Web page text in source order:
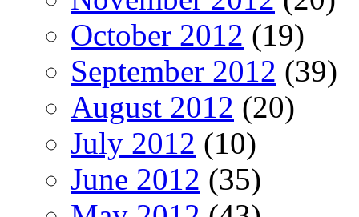
October 2012 (19)
September 2012 (39)
August 2012 (20)
July 2012 (10)
June 2012 (35)